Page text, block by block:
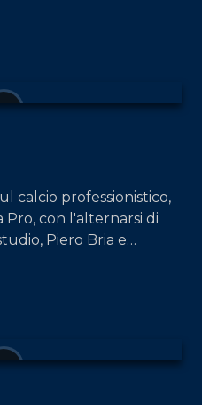
calcio professionistico,
Pro, con l'alternarsi di
Piero Bria e